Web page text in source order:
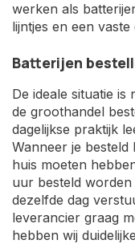
werken als
lijntjes en een
Batterijen
De ideale situatie
de groothandel
dagelijkse praktijk
Wanneer je besteld
huis moeten
uur besteld
dezelfde dag
leverancier graag
hebben wij